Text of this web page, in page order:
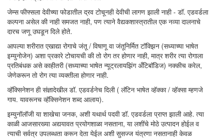
जेम्स फीफ्सला देवीच्या फोडातील द्रव टोचूनही देवीची लागण झाली नाही - डॉ. एडवर्डला
कल्पना असेल की नाही समजत नाही, पण त्याने वैद्यकशास्त्रातील एक नव्या दालनाचे
दारच जणू उघडून दिले होते.
आपल्या शरीरात एखाद्या रोगाचे जंतू / विषाणू वा जंतूनिर्मित टॉक्झिन (सध्याच्या भाषेत
इम्युनोजेन) अशा प्रकारे टोचायची की तो रोग तर होणार नाही, मात्र शरीर त्या रोगाला
प्रतिबंधक असे काहीतरी (सध्याच्या भाषेत न्यूट्रलायझिंग अँटिबॉडिज) नक्कीच करेल,
जेणेकरून तो रोग त्या व्यक्तीला होणार नाही.
व्हॅक्सिनेशन ही संज्ञादेखील डॉ. एडवर्डनेच दिली ( लॅटिन भाषेत व्हॅक्का / व्हॅक्सा म्हणजे
गाय. यावरूनच व्हॅक्सिनेशन शब्द आलाय).
इम्युनॉलॉजी या शाखेचा जनक, अशी यथार्थ पदवी डॉ. एडवर्डला प्राप्त झाली आहे. त्या
काळी आजसारख्या अद्ययावत प्रयोगशाळा नसताना, या लशींचे मोठे उत्पादन होईल व
त्याची सर्वत्र उपलब्धता करून देता येईल अशी सुसज्ज यंत्रणा नसतानाही केवळ